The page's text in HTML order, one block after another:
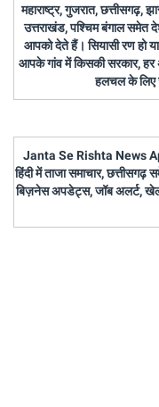
महाराष्ट्र, गुजरात, छत्तीसगढ़,
उत्तराखंड, पश्चिम बंगाल समेत
आपको देते हैं। सियासी रण हो
आपके गांव में किसकी सरकार, हर
हलचल के लिए
Janta Se Rishta News
हिंदी में ताजा समाचार,
बिज़नेस अपडेट्स, जॉब अलर्ट, खेल